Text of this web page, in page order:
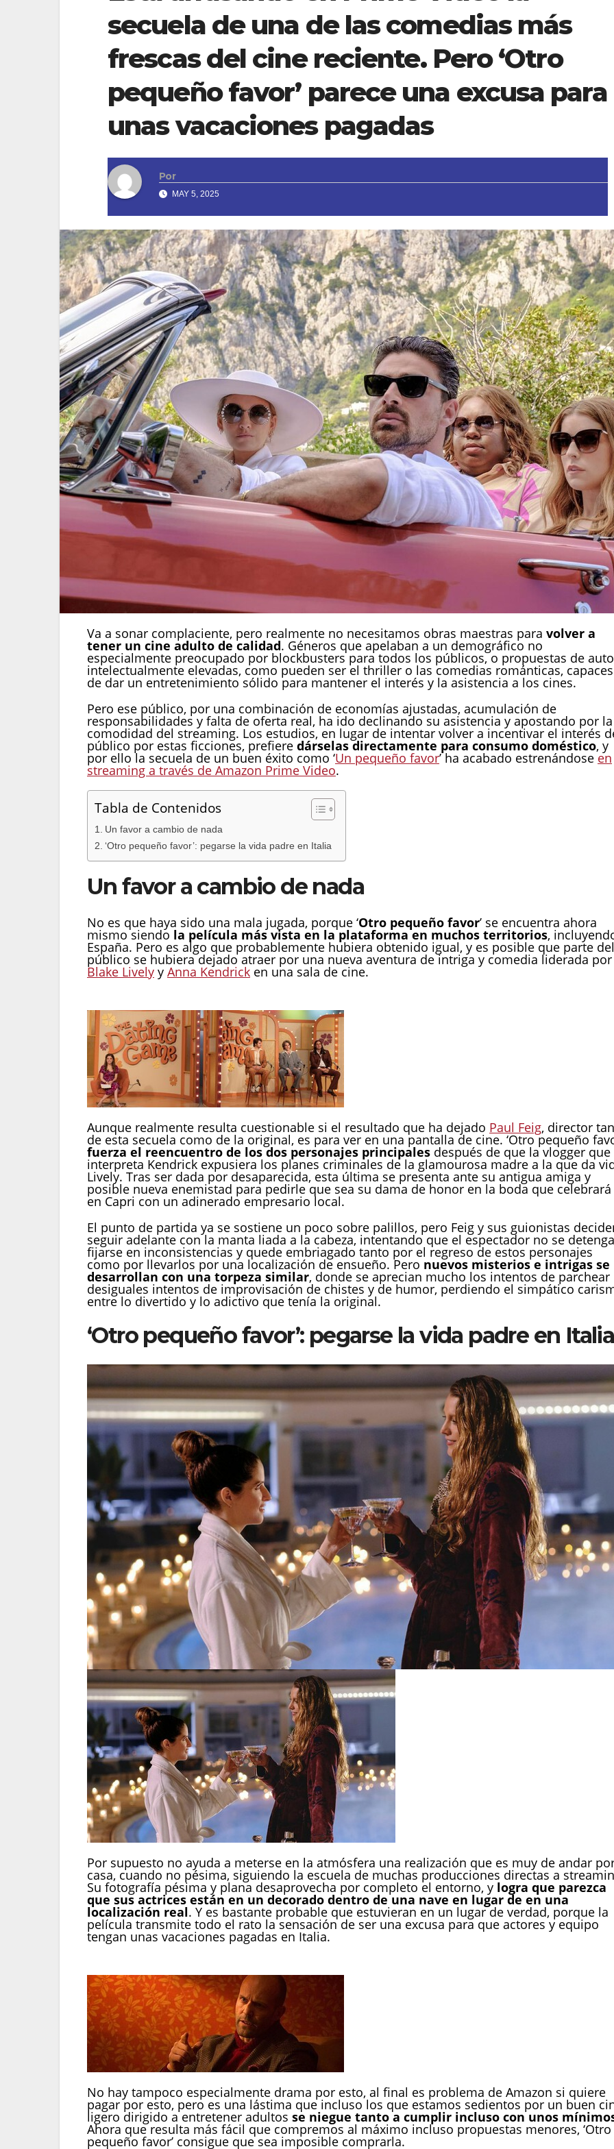
secuela de una de las comedias más
frescas del cine reciente. Pero ‘Otro
pequeño favor’ parece una excusa para
unas vacaciones pagadas
Por
MAY 5, 2025
Va a sonar complaciente, pero realmente no necesitamos obras maestras para volver a
tener un cine adulto de calidad. Géneros que apelaban a un demográfico no
especialmente preocupado por blockbusters para todos los públicos, o propuestas de
intelectualmente elevadas, como pueden ser el thriller o las comedias románticas, capaces
de dar un entretenimiento sólido para mantener el interés y la asistencia a los cines.
Pero ese público, por una combinación de economías ajustadas, acumulación de
responsabilidades y falta de oferta real, ha ido declinando su asistencia y apostando por la
comodidad del streaming. Los estudios, en lugar de intentar volver a incentivar el interés
público por estas ficciones, prefiere dárselas directamente para consumo doméstico, y
por ello la secuela de un buen éxito como ‘Un pequeño favor’ ha acabado estrenándose en
streaming a través de Amazon Prime Video.
Tabla de Contenidos
Un favor a cambio de nada
‘Otro pequeño favor’: pegarse la vida padre en Italia
Un favor a cambio de nada
No es que haya sido una mala jugada, porque ‘Otro pequeño favor’ se encuentra ahora
mismo siendo la película más vista en la plataforma en muchos territorios,
España. Pero es algo que probablemente hubiera obtenido igual, y es posible que parte del
público se hubiera dejado atraer por una nueva aventura de intriga y comedia liderada por
Blake Lively y Anna Kendrick en una sala de cine.
Aunque realmente resulta cuestionable si el resultado que ha dejado Paul Feig, director
de esta secuela como de la original, es para ver en una pantalla de cine. ‘Otro pequeño
fuerza el reencuentro de los dos personajes principales después de que la vlogger que
interpreta Kendrick expusiera los planes criminales de la glamourosa madre a la que da
Lively. Tras ser dada por desaparecida, esta última se presenta ante su antigua amiga y
posible nueva enemistad para pedirle que sea su dama de honor en la boda que celebrará
en Capri con un adinerado empresario local.
El punto de partida ya se sostiene un poco sobre palillos, pero Feig y sus guionistas
seguir adelante con la manta liada a la cabeza, intentando que el espectador no se
fijarse en inconsistencias y quede embriagado tanto por el regreso de estos personajes
como por llevarlos por una localización de ensueño. Pero nuevos misterios e intrigas se
desarrollan con una torpeza similar, donde se aprecian mucho los intentos de parchear
desiguales intentos de improvisación de chistes y de humor, perdiendo el simpático
entre lo divertido y lo adictivo que tenía la original.
‘Otro pequeño favor’: pegarse la vida padre en Italia
Por supuesto no ayuda a meterse en la atmósfera una realización que es muy de andar
casa, cuando no pésima, siguiendo la escuela de muchas producciones directas a
Su fotografía pésima y plana desaprovecha por completo el entorno, y logra que parezca
que sus actrices están en un decorado dentro de una nave en lugar de en una
localización real. Y es bastante probable que estuvieran en un lugar de verdad, porque la
película transmite todo el rato la sensación de ser una excusa para que actores y equipo
tengan unas vacaciones pagadas en Italia.
No hay tampoco especialmente drama por esto, al final es problema de Amazon si quiere
pagar por esto, pero es una lástima que incluso los que estamos sedientos por un buen
ligero dirigido a entretener adultos se niegue tanto a cumplir incluso con unos
Ahora que resulta más fácil que compremos al máximo incluso propuestas menores, ‘Otro
pequeño favor’ consigue que sea imposible comprarla.